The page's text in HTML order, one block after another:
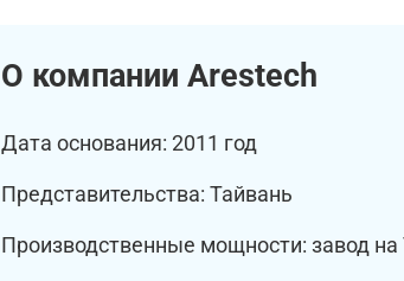
О компании Arestech
Дата основания: 2011 год
Представительства: Тайвань
Производственные мощности: завод на